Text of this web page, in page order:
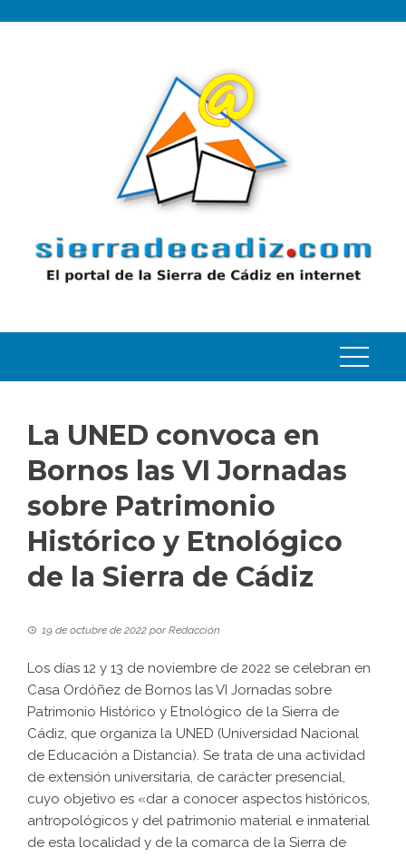
La UNED convoca en
Bornos las VI Jornadas
sobre Patrimonio
Histórico y Etnológico
de la Sierra de Cádiz
19 de octubre de 2022 porRedacción
Los días 12 y 13 de noviembre de 2022 se celebran en
Casa Ordóñez de Bornos lasVI Jornadas sobre
Patrimonio Histórico y Etnológico de la Sierra de
Cádiz, que organiza la UNED (Universidad Nacional
de Educación a Distancia). Se trata de una actividad
de extensión universitaria, de carácter presencial,
cuyo objetivo es «dar a conocer aspectos históricos,
antropológicos y del patrimonio material e inmaterial
de esta localidad y de la comarca de la Sierra de